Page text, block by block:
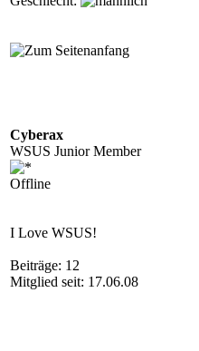
Cyberax
WSUS Junior Member
Offline
I Love WSUS!
Beiträge: 12
Mitglied seit: 17.06.08